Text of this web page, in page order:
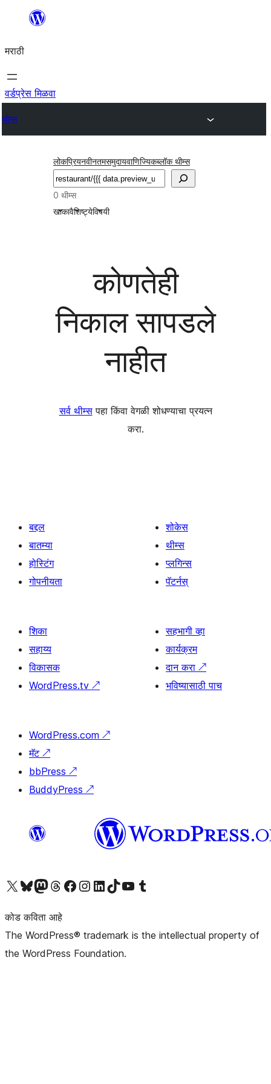
सामुग्रीवर
मराठी
वर्डप्रेस मिळवा
थीम्स
लोकप्रियनवीनतमसमुदायवाणिज्यिकब्लॉक थीम्स
शोधा
0 थीम्स
खाकावैशिष्ट्येविषयी
कोणतेही
निकाल सापडले
नाहीत
सर्व थीम्सपहा किंवा वेगळी शोधण्याचा प्रयत्न
करा.
बद्दल
बातम्या
होस्टिंग
गोपनीयता
शोकेस
थीम्स
प्लगिन्स
पॅटर्नस्
शिका
सहाय्य
विकासक
WordPress.tv ↗
सहभागी व्हा
कार्यक्रम
दान करा ↗
भविष्यासाठी पाच
WordPress.com ↗
मॅट ↗
bbPress ↗
BuddyPress ↗
आमच्या X (एक्स) (पूर्वीचे ट्विटर) खात्याला भेट द्या आमच्या ब्लूस्की खात्याला भेट द्या.आमच्या Mastodon खात्याला भेट द्या.आमच्या थ्रेड्स खात्याला भेट द्या. आमच्या फेसबुक पेजला भेट द्या आमच्या इंस्टाग्राम खात्याला भेट द्या आमच्या लिंक्डइन खात्याला भेट द्या आमच्या टिकटॉक अकाउंटला भेट द्या.आमच्या यूट्यूब चॅनेलला भेट द्या आमच्या टंबलर खात्याला भेट द्या.
कोड कविता आहे
The WordPress® trademark is the intellectual property of
the WordPress Foundation.